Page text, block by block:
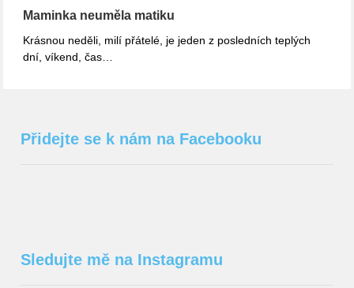
Maminka neuměla matiku
Krásnou neděli, milí přátelé, je jeden z posledních teplých
dní, víkend, čas…
Přidejte se k nám na Facebooku
Sledujte mě na Instagramu